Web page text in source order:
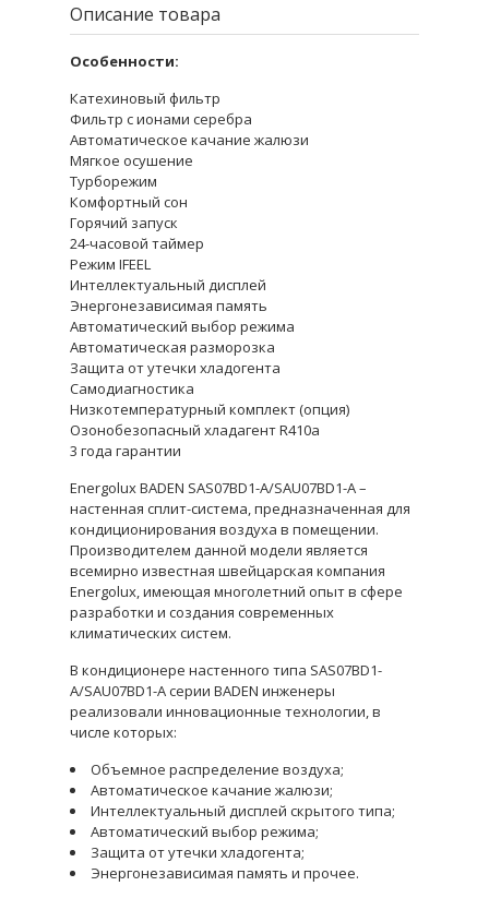
Описание товара
Особенности:
Катехиновый фильтр
Фильтр с ионами серебра
Автоматическое качание жалюзи
Мягкое осушение
Турборежим
Комфортный сон
Горячий запуск
24-часовой таймер
Режим IFEEL
Интеллектуальный дисплей
Энергонезависимая память
Автоматический выбор режима
Автоматическая разморозка
Защита от утечки хладогента
Самодиагностика
Низкотемпературный комплект (опция)
Озонобезопасный хладагент R410a
3 года гарантии
Energolux BADEN SAS07BD1-A/SAU07BD1-A –
настенная сплит-система, предназначенная для
кондиционирования воздуха в помещении.
Производителем данной модели является
всемирно известная швейцарская компания
Energolux, имеющая многолетний опыт в сфере
разработки и создания современных
климатических систем.
В кондиционере настенного типа SAS07BD1-
A/SAU07BD1-A серии BADEN инженеры
реализовали инновационные технологии, в
числе которых:
Объемное распределение воздуха;
Автоматическое качание жалюзи;
Интеллектуальный дисплей скрытого типа;
Автоматический выбор режима;
Защита от утечки хладогента;
Энергонезависимая память и прочее.